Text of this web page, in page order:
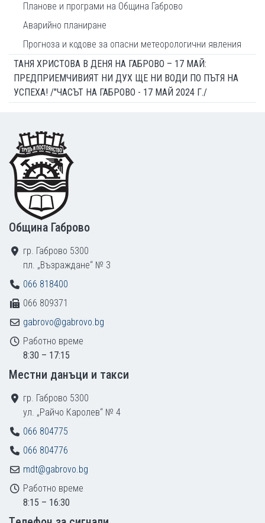
Планове и програми на Община Габрово
Аварийно планиране
Прогноза и кодове за опасни метеорологични явления
ТАНЯ ХРИСТОВА В ДЕНЯ НА ГАБРОВО – 17 МАЙ:
ПРЕДПРИЕМЧИВИЯТ НИ ДУХ ЩЕ НИ ВОДИ ПО ПЪТЯ НА
УСПЕХА! /"ЧАСЪТ НА ГАБРОВО - 17 МАЙ 2024 Г./
Footer
Община Габрово
гр. Габрово 5300
пл. „Възраждане“ № 3
066 818400
066 809371
gabrovo@gabrovo.bg
Работно време
8:30 – 17:15
Местни данъци и такси
гр. Габрово 5300
ул. „Райчо Каролев“ № 4
066 804775
066 804776
mdt@gabrovo.bg
Работно време
8:15 – 16:30